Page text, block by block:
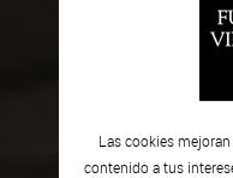
Las cookies
contenido a tus